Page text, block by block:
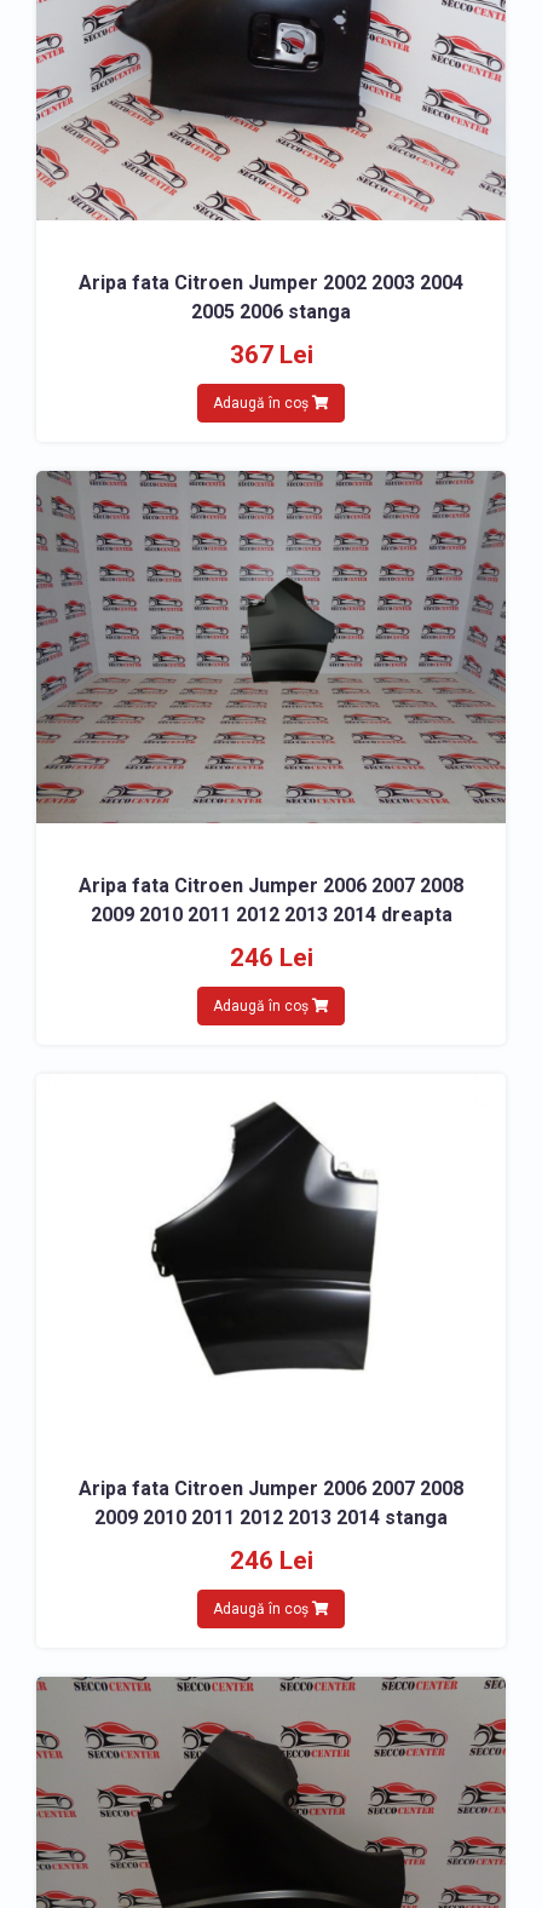
» Aripa spate Citroen Jumper
» Armatura bara spate Citroen Jumper
» Capota Citroen Jumper
» Usa fata Citroen Jumper
» Usa spate Citroen Jumper
» Panou fata Citroen Jumper
» Praguri Citroen Jumper
FARURI, STOPURI, LUMINI
» Far – Lumini de zi Citroen Jumper
» Far ceata proiector Citroen Jumper
» Lampa spate - Stop Citroen Jumper
» Lumini aditionale Citroen Jumper
OGLINZI
» Oglinda completa Citroen Jumper
» Sticla oglinda Citroen Jumper
» Capac oglinda Citroen Jumper
» Semnalizator oglinda Citroen Jumper
SCUTURI, APARATORI NOROI
» Scut bara fata Citroen Jumper
» Scut cutie viteze Citroen Jumper
» Carenaj roata fata Citroen Jumper
» Carenaj roata spate Citroen Jumper
Aripa fata Citroen Jumper 2002 2003 2004
2005 2006 stanga
367 Lei
Adaugă în coș
Aripa fata Citroen Jumper 2006 2007 2008
2009 2010 2011 2012 2013 2014 dreapta
246 Lei
Adaugă în coș
Aripa fata Citroen Jumper 2006 2007 2008
2009 2010 2011 2012 2013 2014 stanga
246 Lei
Adaugă în coș